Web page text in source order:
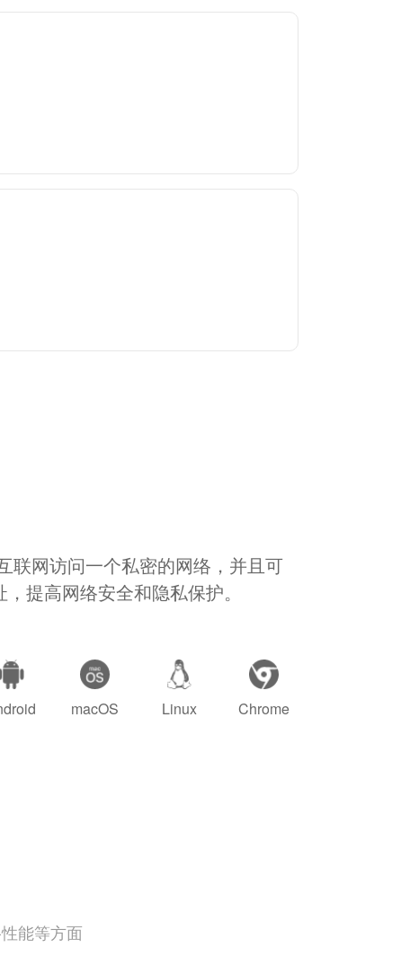
联网访问一个私密的网络，并且可
提高网络安全和隐私保护。
macOS Linux Chrome
能等方面